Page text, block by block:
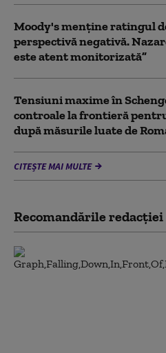
Moody's menține ratingul
perspectivă negativă.
este atent monitorizată”
Tensiuni maxime în
controale la frontieră
după măsurile luate de
CITEȘTE MAI MULTE
Recomandările redacţiei